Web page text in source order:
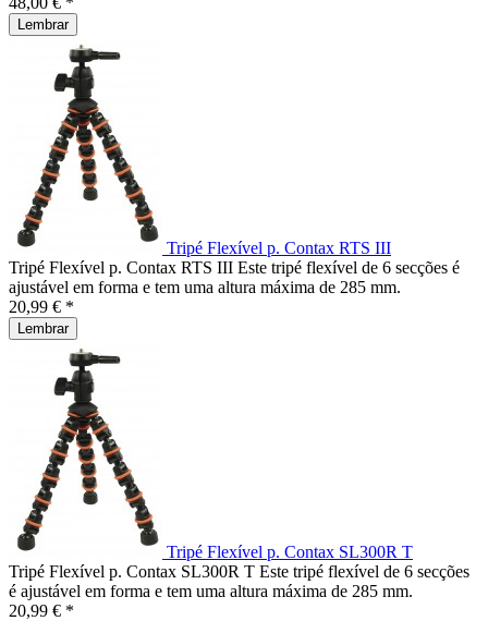
Lembrar
Tripé Flexível p. Contax RTS III
Tripé Flexível p. Contax RTS III Este tripé flexível de 6 secções é
ajustável em forma e tem uma altura máxima de 285 mm.
20,99 € *
Lembrar
Tripé Flexível p. Contax SL300R T
Tripé Flexível p. Contax SL300R T Este tripé flexível de 6 secções
é ajustável em forma e tem uma altura máxima de 285 mm.
20,99 € *